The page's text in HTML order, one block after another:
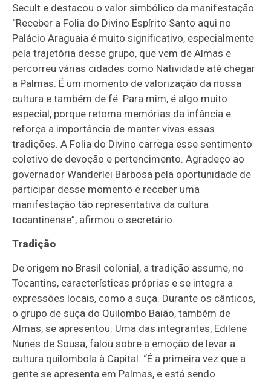
Secult e destacou o valor simbólico da manifestação.
“Receber a Folia do Divino Espírito Santo aqui no
Palácio Araguaia é muito significativo, especialmente
pela trajetória desse grupo, que vem de Almas e
percorreu várias cidades como Natividade até chegar
a Palmas. É um momento de valorização da nossa
cultura e também de fé. Para mim, é algo muito
especial, porque retoma memórias da infância e
reforça a importância de manter vivas essas
tradições. A Folia do Divino carrega esse sentimento
coletivo de devoção e pertencimento. Agradeço ao
governador Wanderlei Barbosa pela oportunidade de
participar desse momento e receber uma
manifestação tão representativa da cultura
tocantinense”, afirmou o secretário.
Tradição
De origem no Brasil colonial, a tradição assume, no
Tocantins, características próprias e se integra a
expressões locais, como a suça. Durante os cânticos,
o grupo de suça do Quilombo Baião, também de
Almas, se apresentou. Uma das integrantes, Edilene
Nunes de Sousa, falou sobre a emoção de levar a
cultura quilombola à Capital. “É a primeira vez que a
gente se apresenta em Palmas, e está sendo